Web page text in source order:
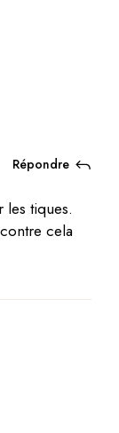
les tiques.
cela
Répondre